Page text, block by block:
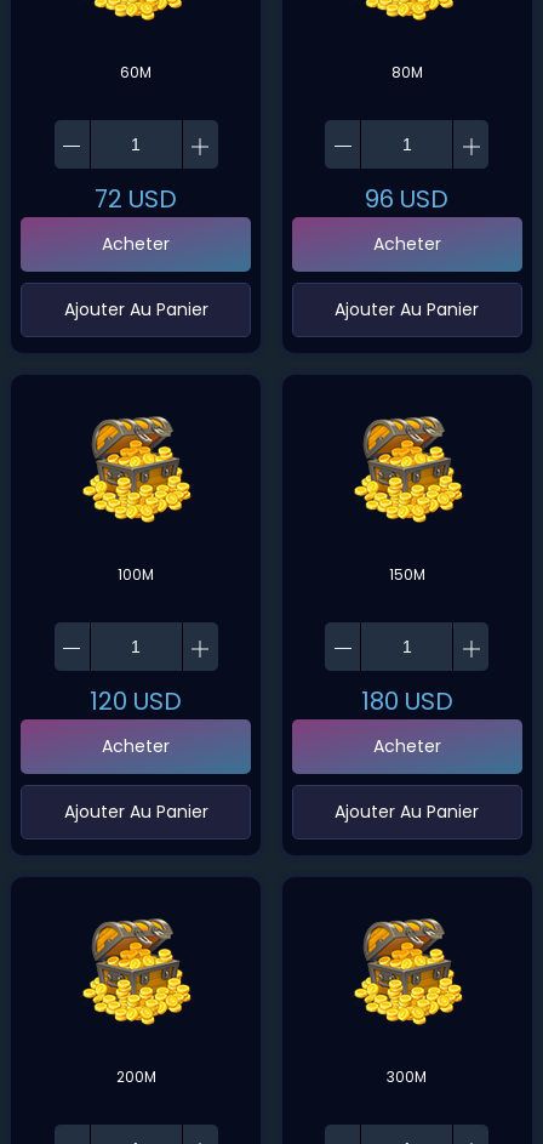
60M
72 USD
Acheter
‌Ajouter Au Panier
80M
96 USD
Acheter
‌Ajouter Au Panier
100M
120 USD
Acheter
‌Ajouter Au Panier
150M
180 USD
Acheter
‌Ajouter Au Panier
200M 300M